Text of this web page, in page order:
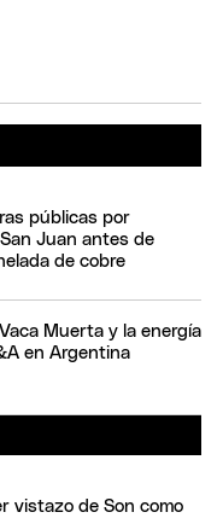
públicas por
Juan antes de
de cobre
Muerta y la energía
en Argentina
vistazo de Son como